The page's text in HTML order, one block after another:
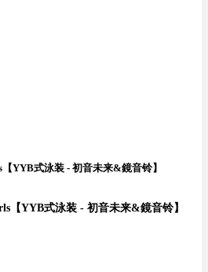
YYB式泳装 - 初音未来&鏡音铃】
【YYB式泳装 - 初音未来&鏡音铃】